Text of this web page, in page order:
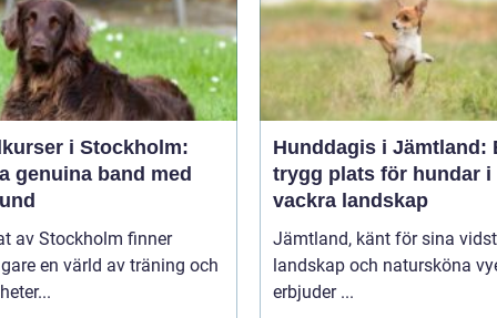
i Stockholm:
genuina band med
av Stockholm finner
en värld av träning och
Hunddagis i Jämtland:
trygg plats för hundar i
vackra landskap
Jämtland, känt för sina
landskap och natursköna
erbjuder ...